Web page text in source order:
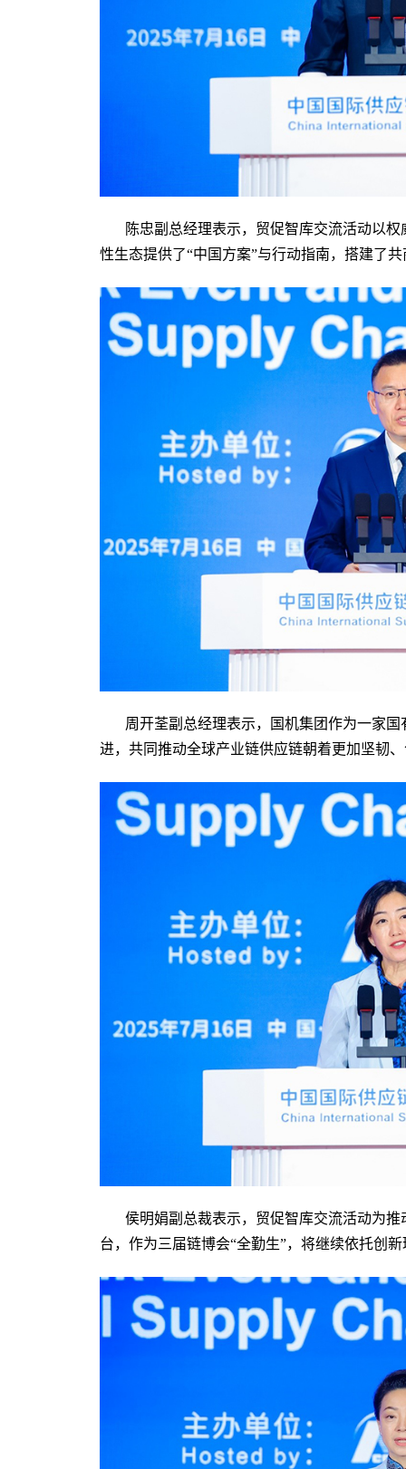
陈忠副总经理表示，贸促智库交流活动以
性生态提供了“中国方案”与行动指南，搭建了
周开荃副总经理表示，国机集团作为一家
进，共同推动全球产业链供应链朝着更加坚韧
侯明娟副总裁表示，贸促智库交流活动为
台，作为三届链博会“全勤生”，将继续依托创